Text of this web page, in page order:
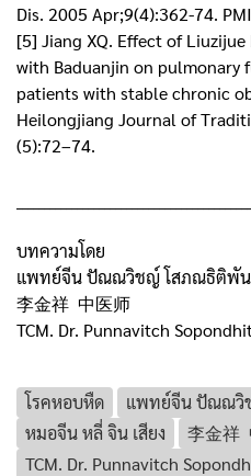
Dis. 2005 Apr;9(4):362-74.
[5] Jiang XQ. Effect of
with Baduanjin on
patients with stable chronic
Heilongjiang Journal of
(5):72–74.
บทความโดย
แพทย์จีน ปัณณวิชญ์ โสภณธิติพัน
李金祥 中医师
TCM. Dr. Punnavitch
โรคหอบหืด
แพทย์จีน ปัณณวิ
หมอจีน หลี่ จิน เสียง
李金祥
TCM. Dr. Punnavitch